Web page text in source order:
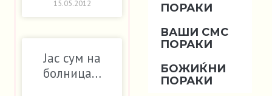
15.05.2012
Јас сум на
болница…
ПОРАКИ
ВАШИ СМС
ПОРАКИ
БОЖИЌНИ
ПОРАКИ